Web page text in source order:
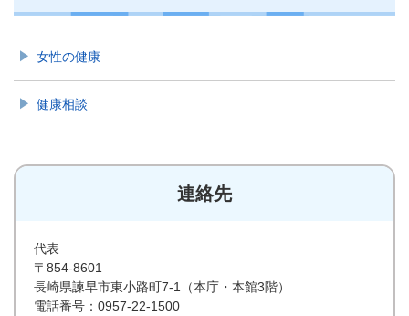
女性の健康
健康相談
連絡先
代表
〒854-8601
長崎県諫早市東小路町7-1（本庁・本館3階）
電話番号：0957-22-1500